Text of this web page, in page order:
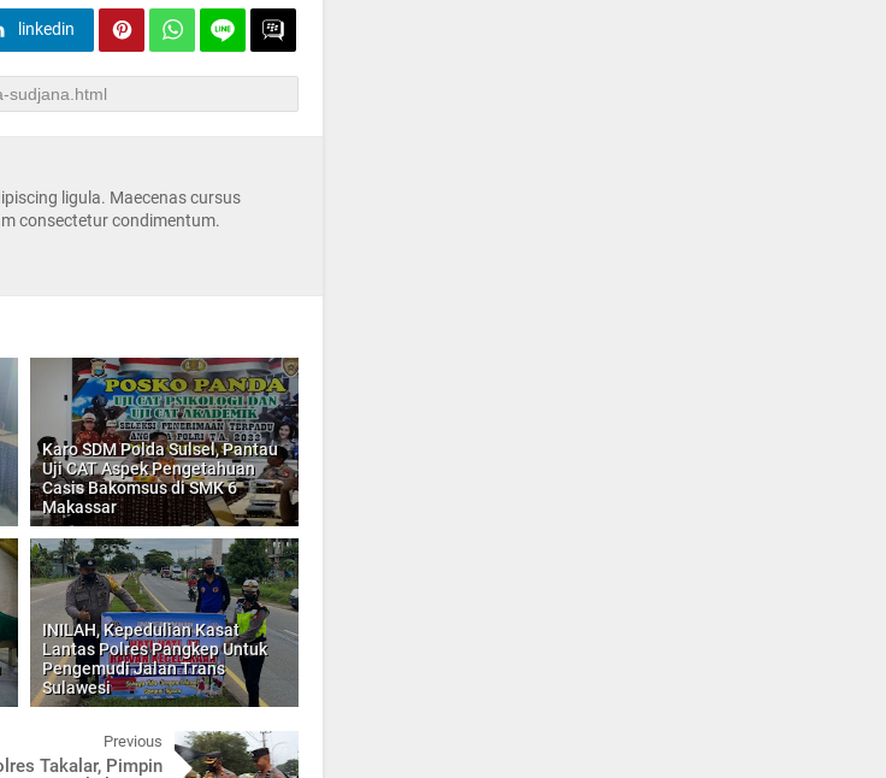
linkedin
ligula. Maecenas cursus
consectetur condimentum.
Karo SDM Polda Sulsel, Pantau
Uji CAT Aspek Pengetahuan
Casis Bakomsus di SMK 6
Makassar
INILAH, Kepedulian Kasat
Lantas Polres Pangkep Untuk
Pengemudi Jalan Trans
Sulawesi
Previous
Takalar, Pimpin